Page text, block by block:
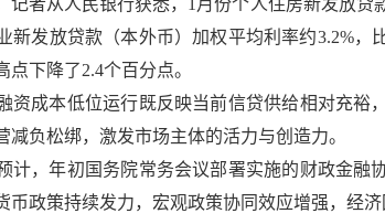
记者从人民银行获悉，1月份个人住房新发放贷
新发放贷款（本外币）加权平均利率约3.2%，
下降了2.4个百分点。
资成本低位运行既反映当前信贷供给相对充裕
减负松绑，激发市场主体的活力与创造力。
计，年初国务院常务会议部署实施的财政金融
币政策持续发力，宏观政策协同效应增强，经济